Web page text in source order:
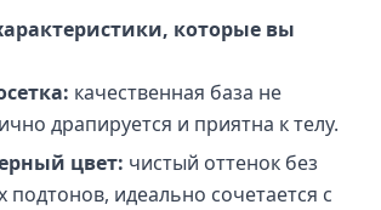
которые вы
качественная база не
драпируется и приятна к телу.
цвет: чистый оттенок без
подтонов, идеально сочетается с